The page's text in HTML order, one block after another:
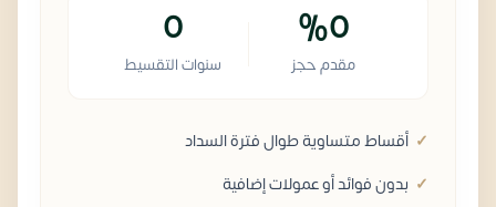
%0
مقدم حجز
0
سنوات التقسيط
أقساط متساوية طوال فترة السداد
بدون فوائد أو عمولات إضافية